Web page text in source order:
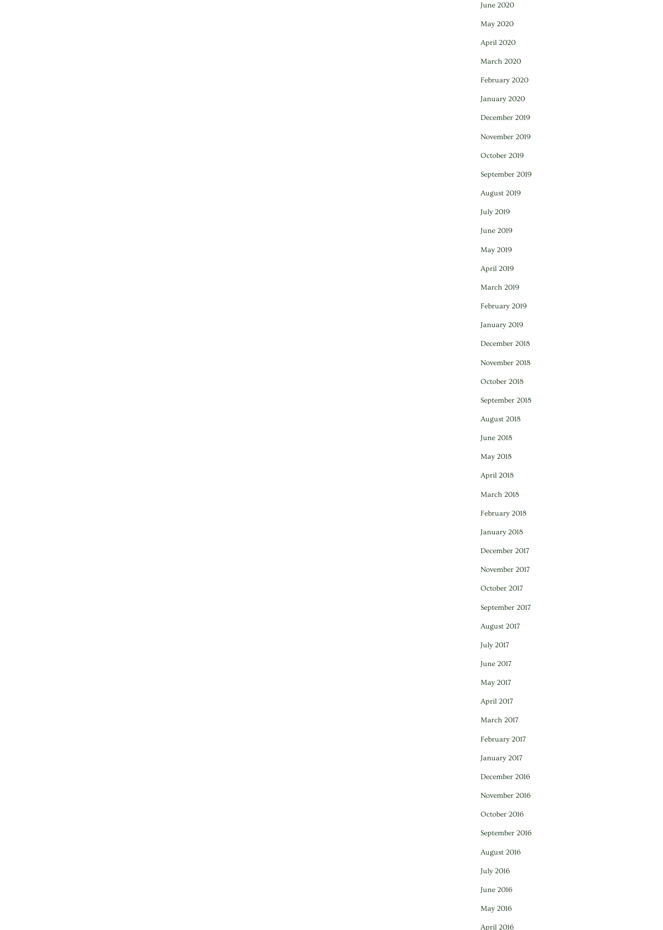
June 2020
May 2020
April 2020
March 2020
February 2020
January 2020
December 2019
November 2019
October 2019
September 2019
August 2019
July 2019
June 2019
May 2019
April 2019
March 2019
February 2019
January 2019
December 2018
November 2018
October 2018
September 2018
August 2018
June 2018
May 2018
April 2018
March 2018
February 2018
January 2018
December 2017
November 2017
October 2017
September 2017
August 2017
July 2017
June 2017
May 2017
April 2017
March 2017
February 2017
January 2017
December 2016
November 2016
October 2016
September 2016
August 2016
July 2016
June 2016
May 2016
April 2016